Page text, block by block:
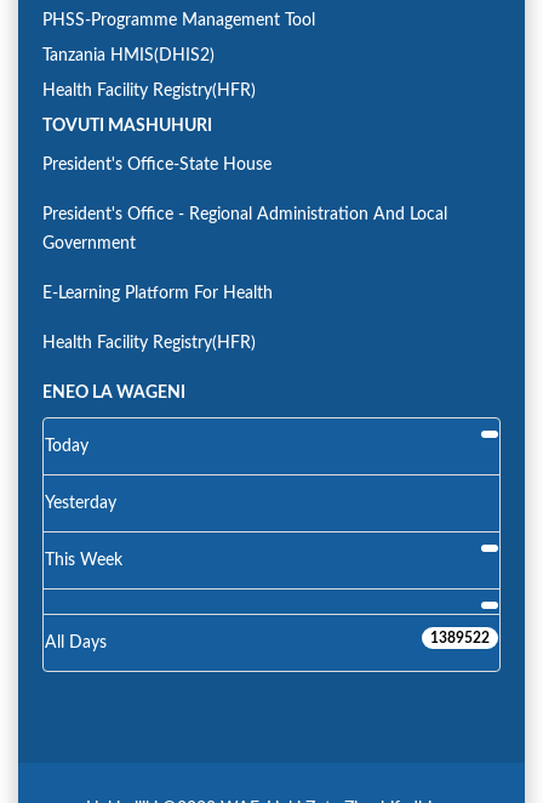
PHSS-Programme Management Tool
Tanzania HMIS(DHIS2)
Health Facility Registry(HFR)
TOVUTI MASHUHURI
President's Office-State House
President's Office - Regional Administration And Local
Government
E-Learning Platform For Health
Health Facility Registry(HFR)
ENEO LA WAGENI
Today
Yesterday
This Week
All Days 1389522